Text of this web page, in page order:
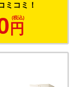
ミコミ！
円